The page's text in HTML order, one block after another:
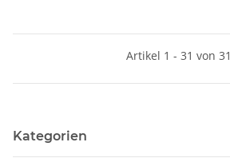
Artikel 1 - 31 von 31
Kategorien